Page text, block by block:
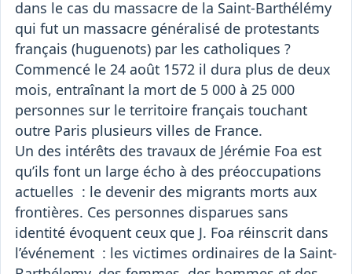
dans le cas du massacre de la Saint-Barthélémy
qui fut un massacre généralisé de protestants
français (huguenots) par les catholiques ?
Commencé le 24 août 1572 il dura plus de deux
mois, entraînant la mort de 5 000 à 25 000
personnes sur le territoire français touchant
outre Paris plusieurs villes de France.
Un des intérêts des travaux de Jérémie Foa est
qu’ils font un large écho à des préoccupations
actuelles : le devenir des migrants morts aux
frontières. Ces personnes disparues sans
identité évoquent ceux que J. Foa réinscrit dans
l’événement : les victimes ordinaires de la Saint-